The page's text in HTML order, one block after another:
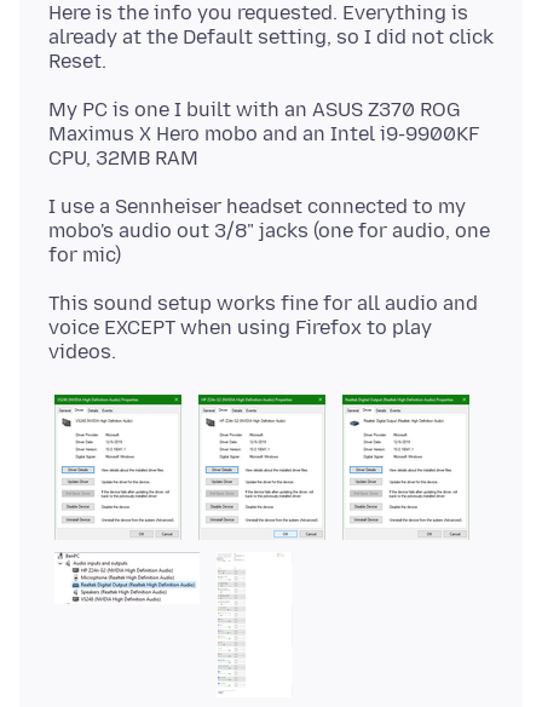
Here is the info you requested. Everything is
already at the Default setting, so I did not click
My PC is one I built with an ASUS Z370 ROG
Maximus X Hero mobo and an Intel i9-9900KF
I use a Sennheiser headset connected to my
mobo's audio out 3/8" jacks (one for audio, one
This sound setup works fine for all audio and
voice EXCEPT when using Firefox to play